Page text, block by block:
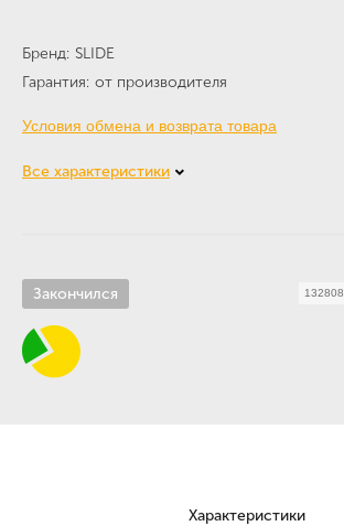
Бренд SLIDE
Гарантия от производителя
Условия обмена и возврата товара
Все характеристики
Закончился 132808
Характеристики